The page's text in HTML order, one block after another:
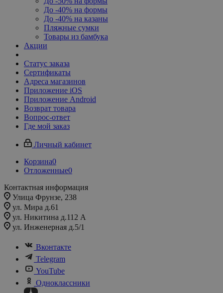
До -40% на формы
До -40% на казаны
Пляжные сумки
Товары из бамбука
Акции
Статус заказа
Сертификаты
Адреса магазинов
Приложение iOS
Приложение Android
Возврат товара
Вопрос-ответ
Где мой заказ
Личный кабинет
Корзина0
Отложенные0
Контактная информация
Улица Фрунзе, 238​
ул. Мира д.61
ул. Никитина д.112 А
ул. Инженерная д.5/1
Вконтакте
Telegram
YouTube
Одноклассники